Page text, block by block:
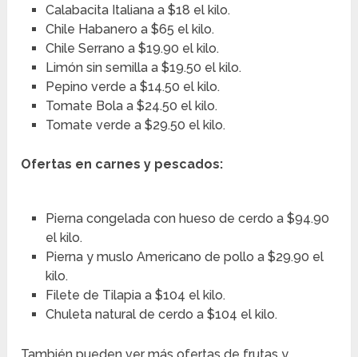
Calabacita Italiana a $18 el kilo.
Chile Habanero a $65 el kilo.
Chile Serrano a $19.90 el kilo.
Limón sin semilla a $19.50 el kilo.
Pepino verde a $14.50 el kilo.
Tomate Bola a $24.50 el kilo.
Tomate verde a $29.50 el kilo.
Ofertas en carnes y pescados:
Pierna congelada con hueso de cerdo a $94.90
el kilo.
Pierna y muslo Americano de pollo a $29.90 el
kilo.
Filete de Tilapia a $104 el kilo.
Chuleta natural de cerdo a $104 el kilo.
También pueden ver más ofertas de frutas y